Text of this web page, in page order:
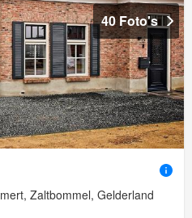
40 Foto's
Zaltbommel, Gelderland